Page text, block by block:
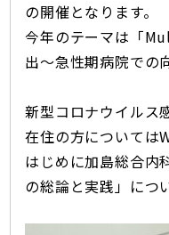
の開催となります。
今年のテーマは「
出〜急性期病院での
新型コロナウイルス
在住の方については
はじめに加島総合
の総論と実践」につ